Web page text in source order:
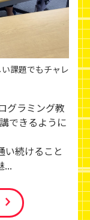
課題でもチャレ
グラミング教
できるように
い続けること
...